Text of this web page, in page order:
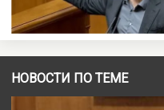
НОВОСТИ ПО ТЕМЕ